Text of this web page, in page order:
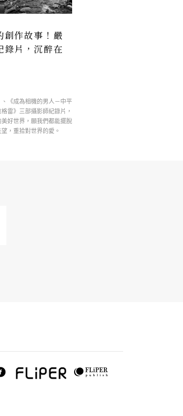
創作故事！嚴
錄片，沉醉在
《成為相機的男人－中平
雷》三部攝影師紀錄片，
好世界，願我們都能擺脫
，重拾對世界的愛。